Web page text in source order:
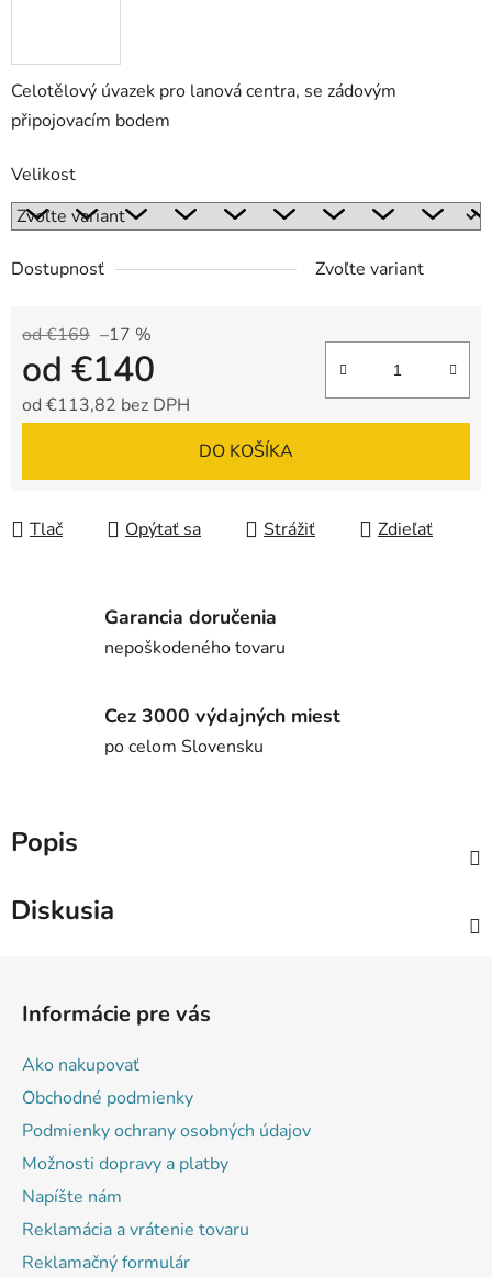
Celotělový úvazek pro lanová centra, se zádovým
připojovacím bodem
Velikost
Dostupnosť Zvoľte variant
od €169 –17 %
od €140
od €113,82 bez DPH
DO KOŠÍKA
Tlač Opýtať sa Strážiť Zdieľať
Garancia doručenia
nepoškodeného tovaru
Cez 3000 výdajných miest
po celom Slovensku
Popis
Diskusia
Informácie pre vás
Ako nakupovať
Obchodné podmienky
Podmienky ochrany osobných údajov
Možnosti dopravy a platby
Napíšte nám
Reklamácia a vrátenie tovaru
Reklamačný formulár